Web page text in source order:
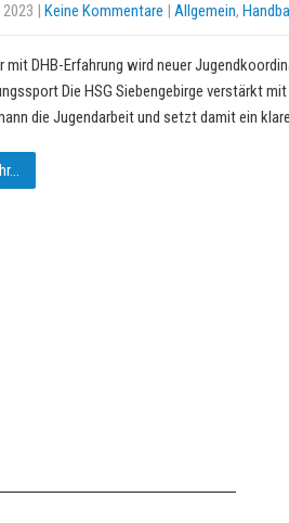
| Keine Kommentare | Allgemein,
mit DHB-Erfahrung wird neuer
Die HSG Siebengebirge verstärkt
die Jugendarbeit und setzt damit ein